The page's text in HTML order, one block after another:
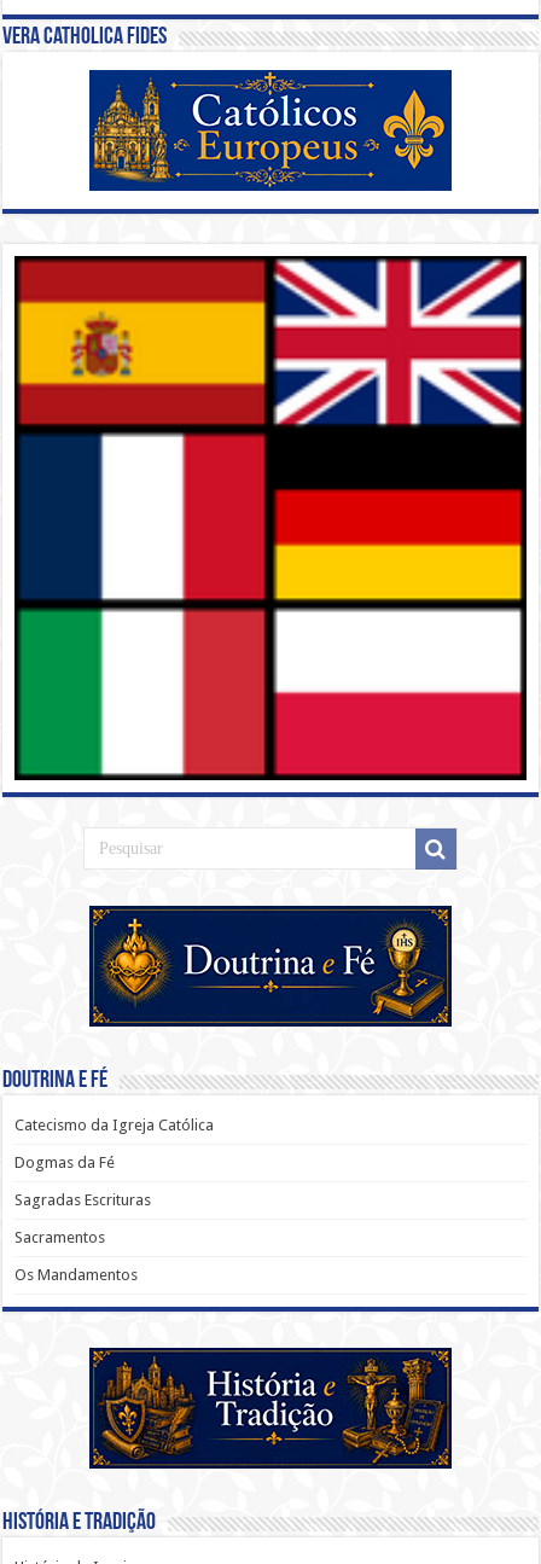
Vera Catholica Fides
Doutrina e Fé
Catecismo da Igreja Católica
Dogmas da Fé
Sagradas Escrituras
Sacramentos
Os Mandamentos
História e Tradição